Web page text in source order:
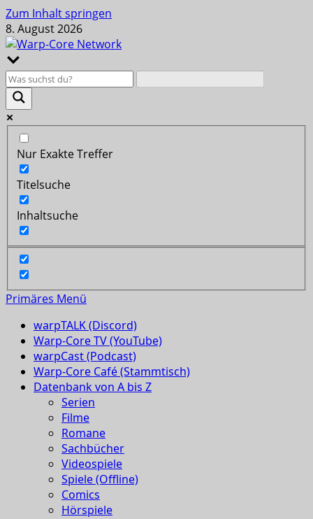
Zum Inhalt springen
8. August 2026
Nur Exakte Treffer
Titelsuche
Inhaltsuche
Primäres Menü
warpTALK (Discord)
Warp-Core TV (YouTube)
warpCast (Podcast)
Warp-Core Café (Stammtisch)
Datenbank von A bis Z
Serien
Filme
Romane
Sachbücher
Videospiele
Spiele (Offline)
Comics
Hörspiele